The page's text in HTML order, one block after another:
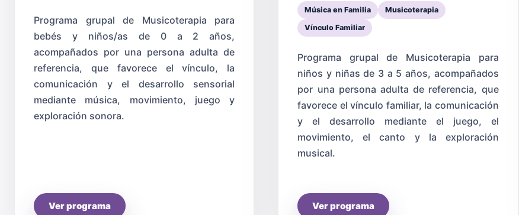
Programa grupal de Musicoterapia para
bebés y niños/as de 0 a 2 años,
acompañados por una persona adulta de
referencia, que favorece el vínculo, la
comunicación y el desarrollo sensorial
mediante música, movimiento, juego y
exploración sonora.
Ver programa
Música en Familia
Musicoterapia
Vínculo Familiar
Programa grupal de Musicoterapia para
niños y niñas de 3 a 5 años, acompañados
por una persona adulta de referencia, que
favorece el vínculo familiar, la comunicación
y el desarrollo mediante el juego, el
movimiento, el canto y la exploración
musical.
Ver programa